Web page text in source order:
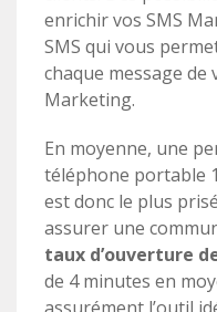
enrichir vos SMS
SMS qui vous
chaque message de
Marketing.
En moyenne, une
téléphone portable
est donc le plus
assurer une
taux d’ouverture
de 4 minutes en